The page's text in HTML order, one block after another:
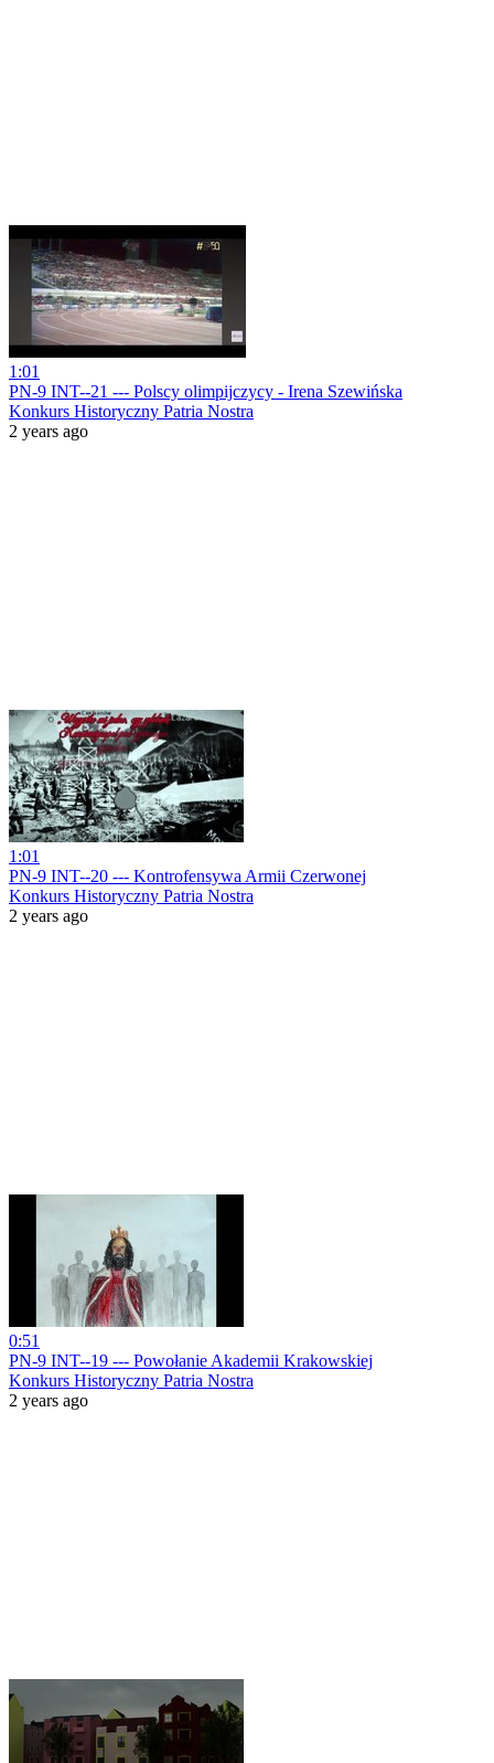
1:01
PN-9 INT--21 --- Polscy olimpijczycy - Irena Szewińska
Konkurs Historyczny Patria Nostra
2 years ago
1:01
PN-9 INT--20 --- Kontrofensywa Armii Czerwonej
Konkurs Historyczny Patria Nostra
2 years ago
0:51
PN-9 INT--19 --- Powołanie Akademii Krakowskiej
Konkurs Historyczny Patria Nostra
2 years ago